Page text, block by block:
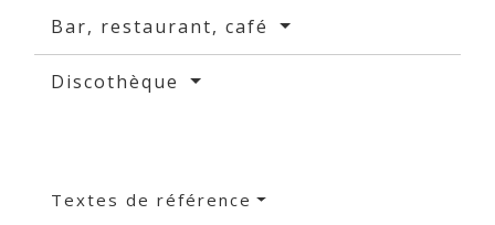
Bar, restaurant, café
Discothèque
Textes de référence